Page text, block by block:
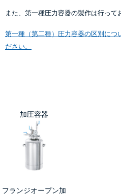
また、第一種圧力容器の製作は行って
第一種（第二種）圧力容器の区別につ
ださい。
加圧容器
フランジオープン加